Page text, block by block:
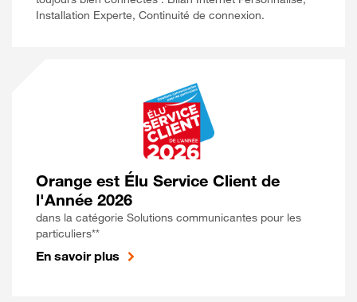
Installation Experte, Continuité de connexion.
Orange est Élu Service Client de
l'Année 2026
dans la catégorie Solutions communicantes pour les
particuliers**
En savoir plus